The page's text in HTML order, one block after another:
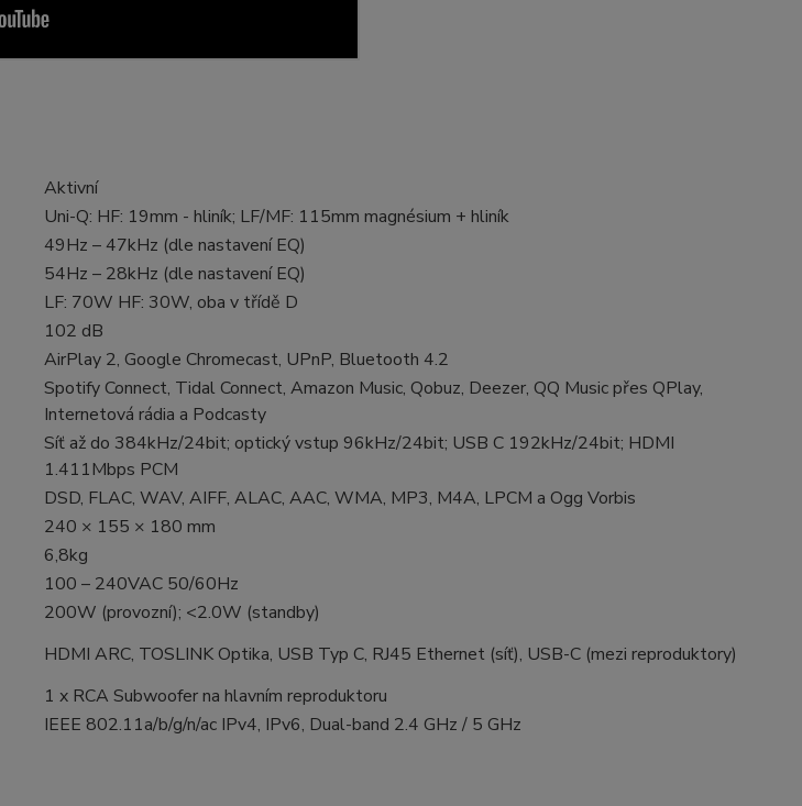
Aktivní
Uni-Q: HF: 19mm - hliník; LF/MF: 115mm magnésium + hliník
49Hz – 47kHz (dle nastavení EQ)
54Hz – 28kHz (dle nastavení EQ)
LF: 70W HF: 30W, oba v třídě D
102 dB
AirPlay 2, Google Chromecast, UPnP, Bluetooth 4.2
Spotify Connect, Tidal Connect, Amazon Music, Qobuz, Deezer, QQ Music přes QPlay,
Internetová rádia a Podcasty
Síť až do 384kHz/24bit; optický vstup 96kHz/24bit; USB C 192kHz/24bit; HDMI
1.411Mbps PCM
DSD, FLAC, WAV, AIFF, ALAC, AAC, WMA, MP3, M4A, LPCM a Ogg Vorbis
240 × 155 × 180 mm
6,8kg
100 – 240VAC 50/60Hz
200W (provozní); <2.0W (standby)
HDMI ARC, TOSLINK Optika, USB Typ C, RJ45 Ethernet (síť), USB-C (mezi reproduktory)
1 x RCA Subwoofer na hlavním reproduktoru
IEEE 802.11a/b/g/n/ac IPv4, IPv6, Dual-band 2.4 GHz / 5 GHz